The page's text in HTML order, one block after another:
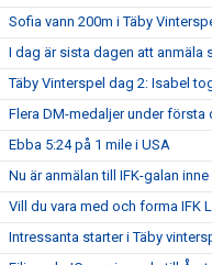
Sofia vann 200m i Täby
I dag är sista dagen att anmäla
Täby Vinterspel dag 2: Isabel
Flera DM-medaljer under första
Ebba 5:24 på 1 mile i USA
Nu är anmälan till IFK-galan
Vill du vara med och forma IFK
Intressanta starter i Täby